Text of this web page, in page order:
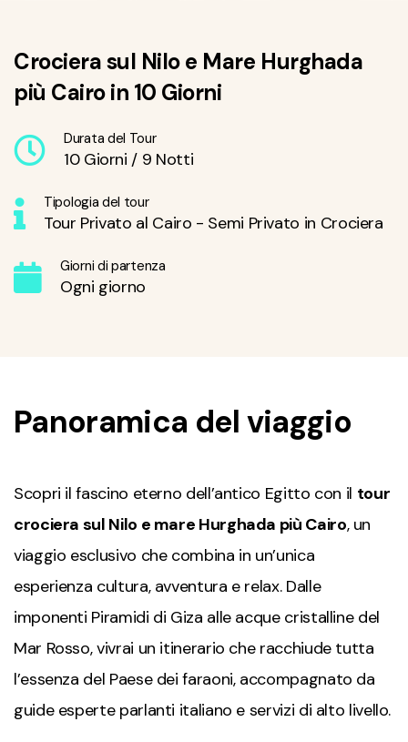
Crociera sul Nilo e Mare Hurghada
più Cairo in 10 Giorni
Durata del Tour
10 Giorni / 9 Notti
Tipologia del tour
Tour Privato al Cairo - Semi Privato in Crociera
Giorni di partenza
Ogni giorno
Panoramica del viaggio
Scopri il fascino eterno dell’antico Egitto con il tour
crociera sul Nilo e mare Hurghada più Cairo, un
viaggio esclusivo che combina in un’unica
esperienza cultura, avventura e relax. Dalle
imponenti Piramidi di Giza alle acque cristalline del
Mar Rosso, vivrai un itinerario che racchiude tutta
l’essenza del Paese dei faraoni, accompagnato da
guide esperte parlanti italiano e servizi di alto livello.